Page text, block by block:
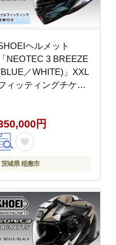
ヘルメット
「NEOTEC 3 BREEZE
／WHITE)」XXL
ィッティングチケッ
ーリング ショウエイ
円
茨城県 稲敷市